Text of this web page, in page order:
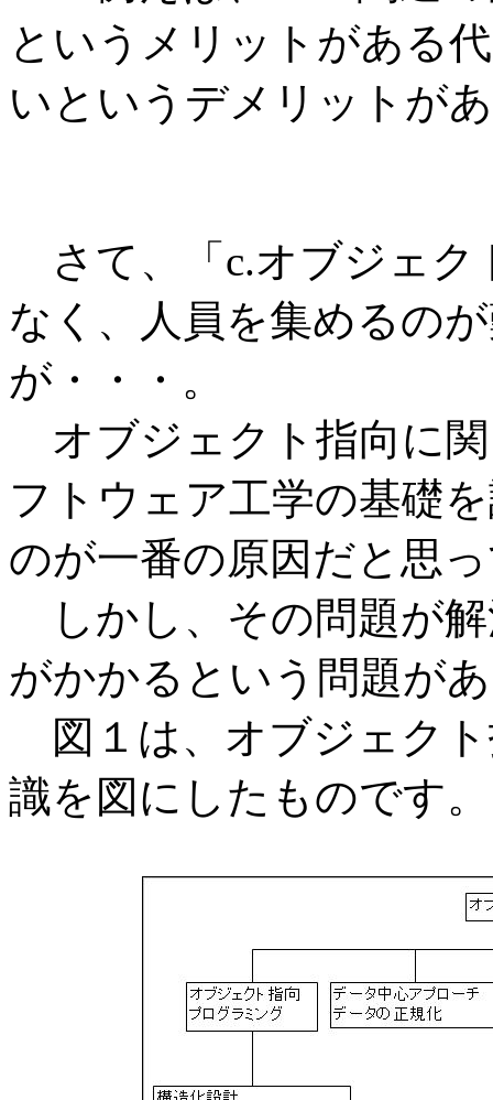
というメリットがある
いというデメリットが
さて、「c.オブジェク
なく、人員を集めるの
が・・・。
オブジェクト指向に
フトウェア工学の基礎
のが一番の原因だと思
しかし、その問題が
がかかるという問題が
図１は、オブジェク
識を図にしたものです。